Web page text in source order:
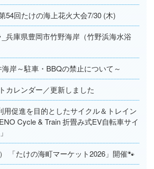
54回たけの海上花火大会7/30 (木)
兵庫県豊岡市竹野海岸（竹野浜海水浴
岸～駐車・BBQの禁止について～
カレンダー／更新しました
用促進を目的としたサイクル＆トレイン
Cycle & Train 折畳み式EV自転車サイ
「たけの海町マーケット2026」開催🐾